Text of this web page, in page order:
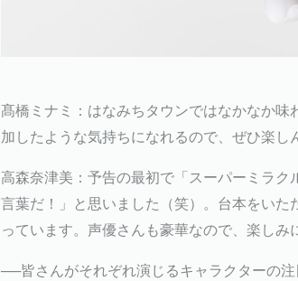
髙橋ミナミ：はなみちタウンではなかなか
加したような気持ちになれるので、ぜひ楽し
高森奈津美：予告の最初で「スーパーミラ
言葉だ！」と思いました（笑）。台本をいた
っています。声優さんも豪華なので、楽しみ
──皆さんがそれぞれ演じるキャラクターの